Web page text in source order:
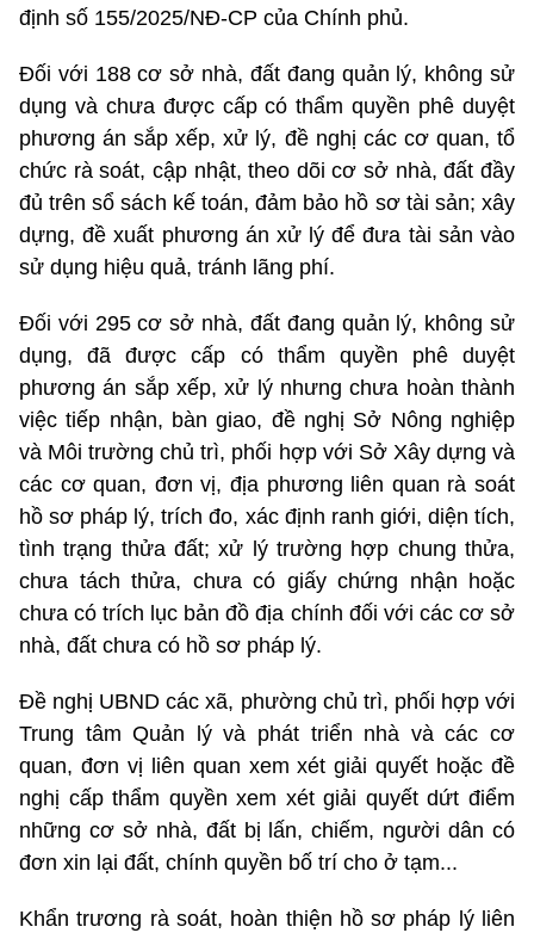
định số 155/2025/NĐ-CP của Chính phủ.
Đối với 188 cơ sở nhà, đất đang quản lý, không sử
dụng và chưa được cấp có thẩm quyền phê duyệt
phương án sắp xếp, xử lý, đề nghị các cơ quan, tổ
chức rà soát, cập nhật, theo dõi cơ sở nhà, đất đầy
đủ trên sổ sách kế toán, đảm bảo hồ sơ tài sản; xây
dựng, đề xuất phương án xử lý để đưa tài sản vào
sử dụng hiệu quả, tránh lãng phí.
Đối với 295 cơ sở nhà, đất đang quản lý, không sử
dụng, đã được cấp có thẩm quyền phê duyệt
phương án sắp xếp, xử lý nhưng chưa hoàn thành
việc tiếp nhận, bàn giao, đề nghị Sở Nông nghiệp
và Môi trường chủ trì, phối hợp với Sở Xây dựng và
các cơ quan, đơn vị, địa phương liên quan rà soát
hồ sơ pháp lý, trích đo, xác định ranh giới, diện tích,
tình trạng thửa đất; xử lý trường hợp chung thửa,
chưa tách thửa, chưa có giấy chứng nhận hoặc
chưa có trích lục bản đồ địa chính đối với các cơ sở
nhà, đất chưa có hồ sơ pháp lý.
Đề nghị UBND các xã, phường chủ trì, phối hợp với
Trung tâm Quản lý và phát triển nhà và các cơ
quan, đơn vị liên quan xem xét giải quyết hoặc đề
nghị cấp thẩm quyền xem xét giải quyết dứt điểm
những cơ sở nhà, đất bị lấn, chiếm, người dân có
đơn xin lại đất, chính quyền bố trí cho ở tạm...
Khẩn trương rà soát, hoàn thiện hồ sơ pháp lý liên